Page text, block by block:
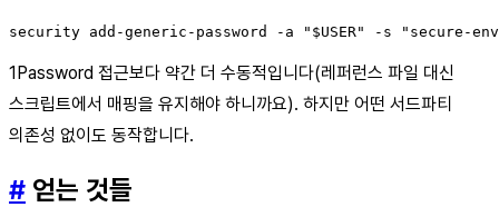
security add-generic-password -a "$USER" -s "secure-
1Password 접근보다 약간 더 수동적입니다(레퍼런스 파일 대신
스크립트에서 매핑을 유지해야 하니까요). 하지만 어떤 서드파티
의존성 없이도 동작합니다.
# 얻는 것들